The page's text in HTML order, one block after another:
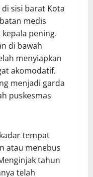
sisi barat Kota
medis
pening.
di bawah
menyiapkan
akomodatif.
menjadi garda
puskesmas
tempat
atau menebus
tahun
telah